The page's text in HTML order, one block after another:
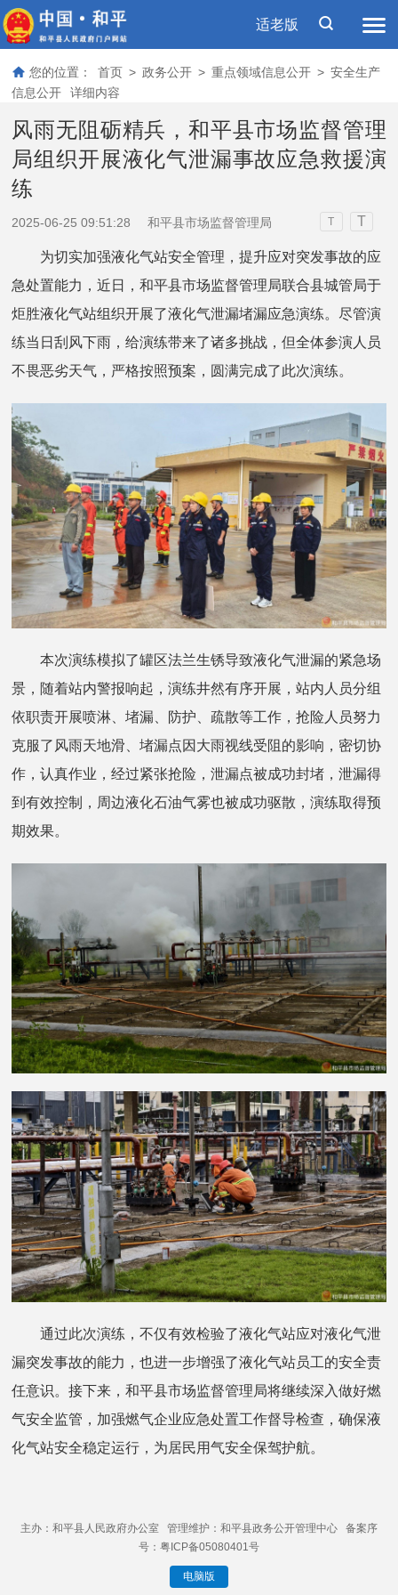
适老版
您的位置： 首页 > 政务公开 > 重点领域信息公开 > 安全生产
信息公开
详细内容
风雨无阻砺精兵，和平县市场监督管理
局组织开展液化气泄漏事故应急救援演
练
2025-06-25 09:51:28 和平县市场监督管理局 T T
为切实加强液化气站安全管理，提升应对突发事故的应
急处置能力，近日，和平县市场监督管理局联合县城管局于
炬胜液化气站组织开展了液化气泄漏堵漏应急演练。尽管演
练当日刮风下雨，给演练带来了诸多挑战，但全体参演人员
不畏恶劣天气，严格按照预案，圆满完成了此次演练。
本次演练模拟了罐区法兰生锈导致液化气泄漏的紧急场
景，随着站内警报响起，演练井然有序开展，站内人员分组
依职责开展喷淋、堵漏、防护、疏散等工作，抢险人员努力
克服了风雨天地滑、堵漏点因大雨视线受阻的影响，密切协
作，认真作业，经过紧张抢险，泄漏点被成功封堵，泄漏得
到有效控制，周边液化石油气雾也被成功驱散，演练取得预
期效果。
通过此次演练，不仅有效检验了液化气站应对液化气泄
漏突发事故的能力，也进一步增强了液化气站员工的安全责
任意识。接下来，和平县市场监督管理局将继续深入做好燃
气安全监管，加强燃气企业应急处置工作督导检查，确保液
化气站安全稳定运行，为居民用气安全保驾护航。
主办：和平县人民政府办公室 管理维护：和平县政务公开管理中心 备案序
号：粤ICP备05080401号
电脑版